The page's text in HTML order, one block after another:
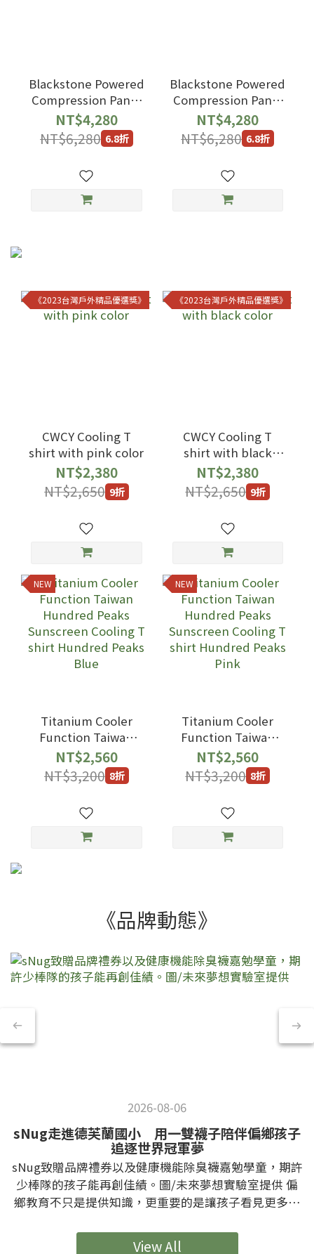
Blackstone Powered
Compression Pants
3.0 Women s Version
NT$4,280
NT$6,280 6.8折
Blackstone Powered
Compression Pants
3.0 Men s Version
NT$4,280
NT$6,280 6.8折
《2023台灣戶外精品優選獎》
CWCY Cooling T
shirt with pink color
NT$2,380
NT$2,650 9折
《2023台灣戶外精品優選獎》
CWCY Cooling T
shirt with black
color
NT$2,380
NT$2,650 9折
NEW
Titanium Cooler
Function Taiwan
Hundred Peaks
Sunscreen Cooling
T shirt Hundred
NT$2,560
NT$3,200 8折
NEW
Titanium Cooler
Function Taiwan
Hundred Peaks
Sunscreen Cooling
T shirt Hundred
NT$2,560
NT$3,200 8折
《品牌動態》
2026-08-06
sNug走進德芙蘭國小 用一雙襪子陪伴偏鄉孩子
追逐世界冠軍夢
sNug致贈品牌禮券以及健康機能除臭襪嘉勉學童，期許
少棒隊的孩子能再創佳績。圖/未來夢想實驗室提供 偏
鄉教育不只是提供知識，更重要的是讓孩子看見更多元
深入校園」計畫，於7月29日邀請台灣MIT優質機能襪品
View All